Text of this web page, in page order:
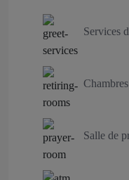
Services
Salle de